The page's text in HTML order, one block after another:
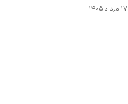
۱۷ مرداد ۱۴۰۵